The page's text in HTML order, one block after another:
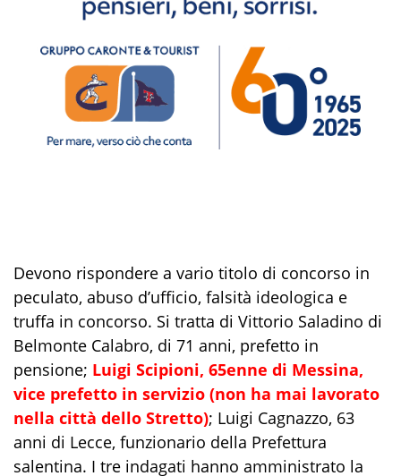
Devono rispondere a vario titolo di concorso in
peculato, abuso d’ufficio, falsità ideologica e
truffa in concorso. Si tratta di Vittorio Saladino di
Belmonte Calabro, di 71 anni, prefetto in
pensione; Luigi Scipioni, 65enne di Messina,
vice prefetto in servizio (non ha mai lavorato
nella città dello Stretto); Luigi Cagnazzo, 63
anni di Lecce, funzionario della Prefettura
salentina. I tre indagati hanno amministrato la